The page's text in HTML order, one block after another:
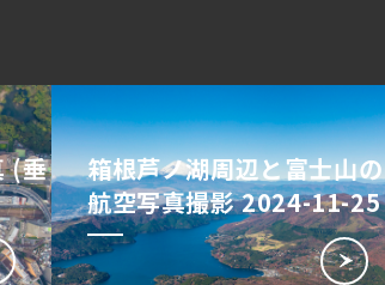
(垂
箱根芦ノ湖周辺と富士山の
航空写真撮影 2024-11-25